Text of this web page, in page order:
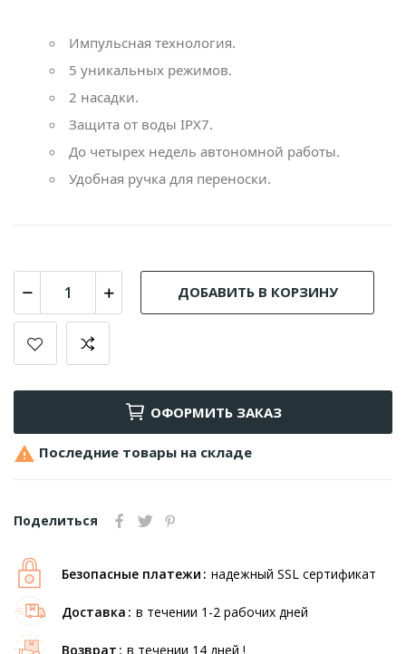
Импульсная технология.
5 уникальных режимов.
2 насадки.
Защита от воды IPX7.
До четырех недель автономной работы.
Удобная ручка для переноски.
ДОБАВИТЬ В КОРЗИНУ
ОФОРМИТЬ ЗАКАЗ
 Последние товары на складе
Поделиться
Безопасные платежи надежный SSL сертификат
Доставка в течении 1-2 рабочих дней
Возврат в течении 14 дней !